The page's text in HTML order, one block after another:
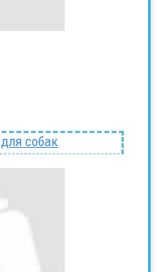
собак